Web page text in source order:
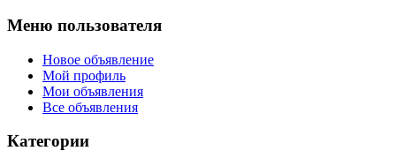
Меню пользователя
Новое объявление
Мой профиль
Мои объявления
Все объявления
Категории